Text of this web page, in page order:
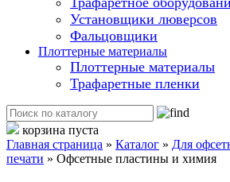
Установщики люверсов
Фальцовщики
Плоттерные материалы
Плоттерные материалы
Трафаретные пленки
корзина пуста
Главная страница » Каталог » Для
печати » Офсетные пластины и химия